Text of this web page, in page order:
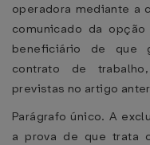
operadora mediante a
comunicado da
beneficiário de que
contrato de
previstas no artigo
Parágrafo único. A
a prova de que trata